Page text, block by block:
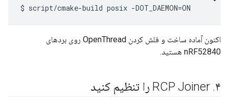
اکنون آماده ساخت و فلش کردن OpenThread روی بردهای
nRF52840 هستید.
۴. RCP Joiner را تنظیم کنید